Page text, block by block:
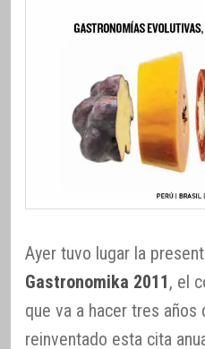
Ayer tuvo lugar la
Gastronomika 2011, el
que va a hacer tres años
reinventado esta cita